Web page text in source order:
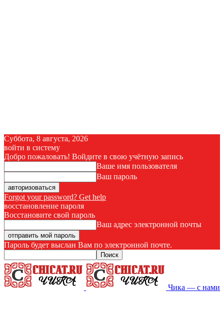
Суббота, 8 августа, 2026
войти в систему
Добро пожаловать! Войдите в свою учётную запись
Ваше имя пользователя
Ваш пароль
Forgot your password? Get help
восстановление пароля
Восстановите свой пароль
Ваш адрес электронной почты
Пароль будет выслан Вам по электронной почте.
Чика — с нами